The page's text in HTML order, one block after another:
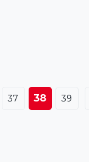
37 38 39